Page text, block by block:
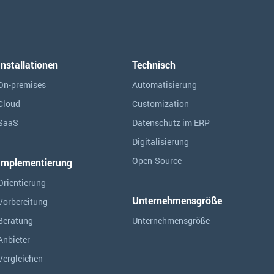
premises
Technisch
Automatisierung
Customization
Datenschutz im ERP
Digitalisierung
Open-Source
Unternehmensgröße
Unternehmensgröße